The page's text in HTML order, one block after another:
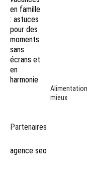
mieux
Partenaires
agence seo